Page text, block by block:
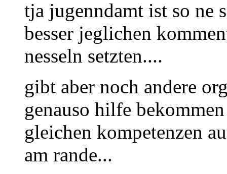
tja jugenndamt ist so ne
besser jeglichen
nesseln setzten....
gibt aber noch andere
genauso hilfe
gleichen kompetenzen
am rande...